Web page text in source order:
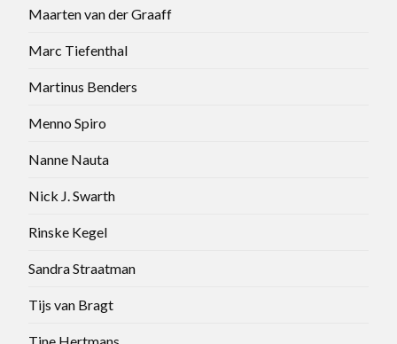
Maarten van der Graaff
Marc Tiefenthal
Martinus Benders
Menno Spiro
Nanne Nauta
Nick J. Swarth
Rinske Kegel
Sandra Straatman
Tijs van Bragt